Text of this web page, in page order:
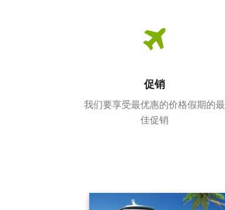
促销
我们要享受最优惠的价格假期的最
佳促销